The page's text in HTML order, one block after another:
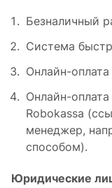
Безналичный
Система
Онлайн-
Онлайн-
Robokassa
менеджер,
способом).
Юридические